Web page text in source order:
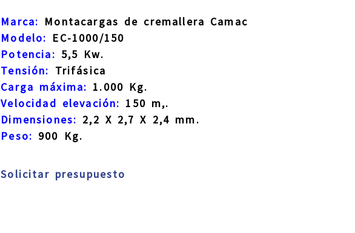
Marca: Montacargas de cremallera Camac
Modelo: EC-1000/150
Potencia: 5,5 Kw.
Tensión: Trifásica
Carga máxima: 1.000 Kg.
Velocidad elevación: 150 m,.
Dimensiones: 2,2 X 2,7 X 2,4 mm.
Peso: 900 Kg.
Solicitar presupuesto